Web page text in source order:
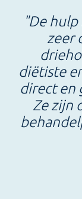
"De
zeer
diëtiste
direct en
Ze zijn